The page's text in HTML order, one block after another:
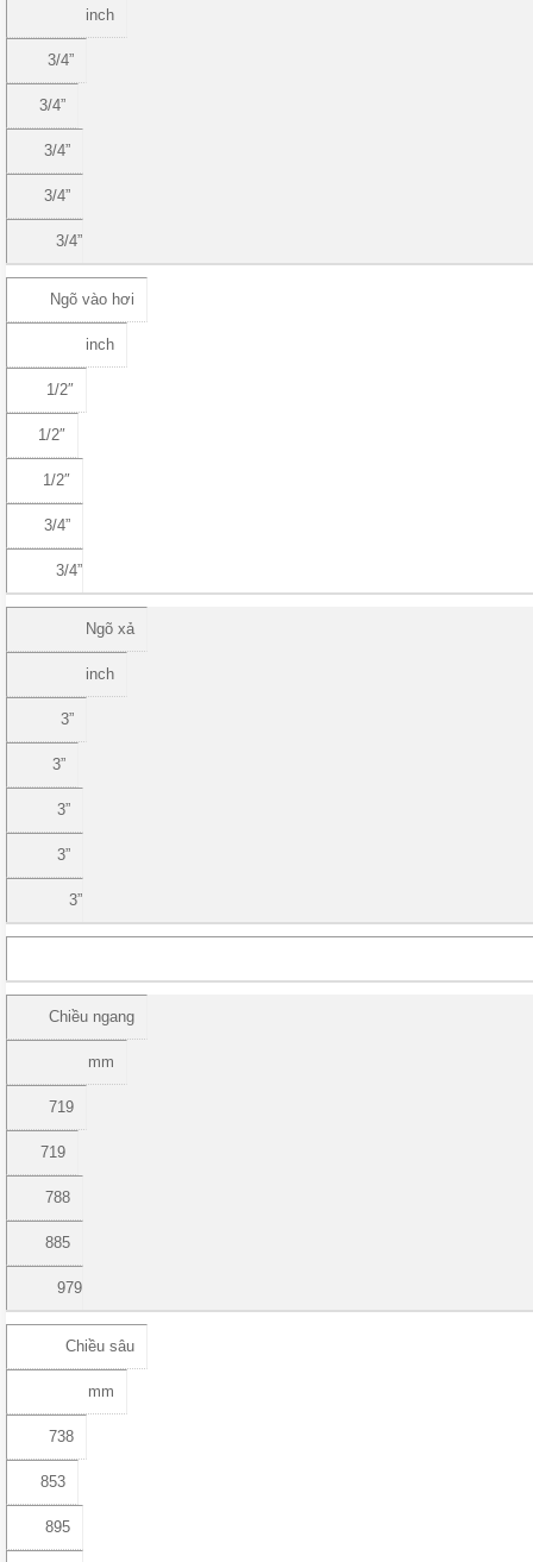
inch
3/4”
3/4”
3/4”
3/4”
3/4”
Ngõ vào hơi
inch
1/2″
1/2″
1/2″
3/4”
3/4”
Ngõ xả
inch
3”
3”
3”
3”
3”
Chiều ngang
mm
719
719
788
885
979
Chiều sâu
mm
738
853
895